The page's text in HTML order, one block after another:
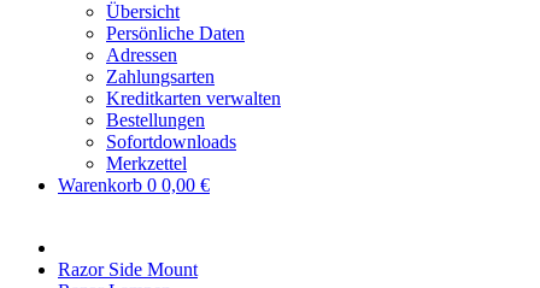
Übersicht
Persönliche Daten
Adressen
Zahlungsarten
Kreditkarten verwalten
Bestellungen
Sofortdownloads
Merkzettel
Warenkorb 0 0,00 €
Razor Side Mount